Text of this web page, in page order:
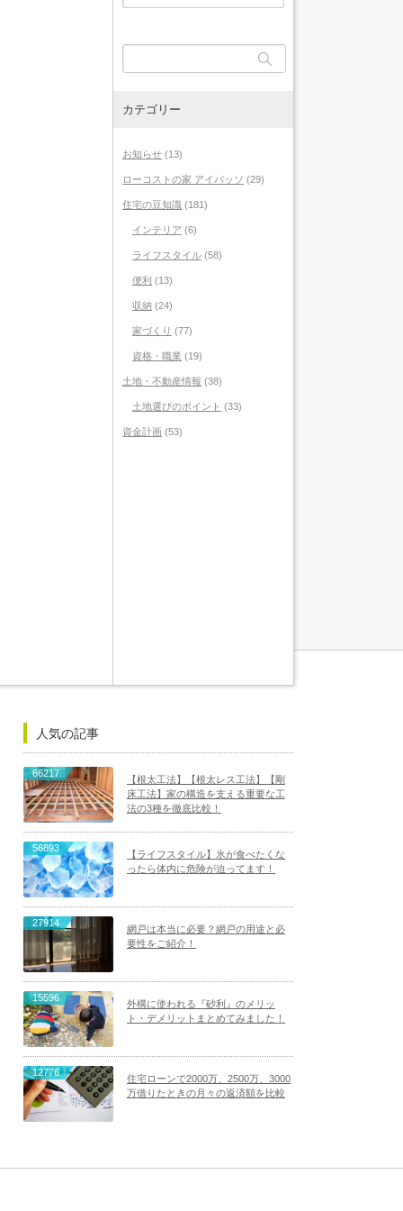
カテゴリー
お知らせ (13)
ローコストの家 アイパッソ (29)
住宅の豆知識 (181)
インテリア (6)
ライフスタイル (58)
便利 (13)
収納 (24)
家づくり (77)
資格・職業 (19)
土地・不動産情報 (38)
土地選びのポイント (33)
資金計画 (53)
人気の記事
66217
【根太工法】【根太レス工法】【剛
床工法】家の構造を支える重要な工
法の3種を徹底比較！
56893
【ライフスタイル】氷が食べたくな
ったら体内に危険が迫ってます！
27914
網戸は本当に必要？網戸の用途と必
要性をご紹介！
15596
外構に使われる『砂利』のメリッ
ト・デメリットまとめてみました！
12776
住宅ローンで2000万、2500万、3000
万借りたときの月々の返済額を比較